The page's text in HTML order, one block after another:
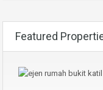
Featured